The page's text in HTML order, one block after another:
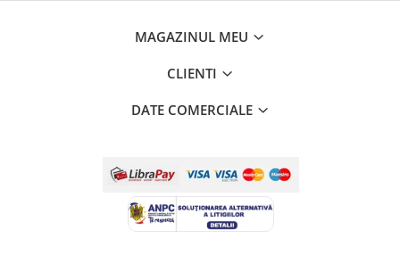
MAGAZINUL MEU
CLIENTI
DATE COMERCIALE